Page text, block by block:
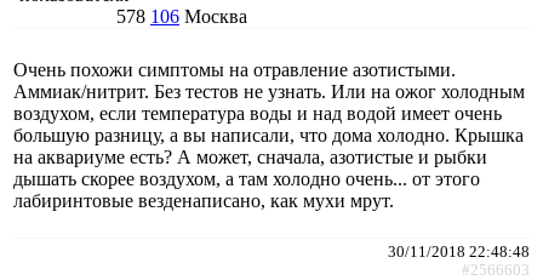
578 106 Москва
Очень похожи симптомы на отравление азотистыми.
Аммиак/нитрит. Без тестов не узнать. Или на ожог холодным
воздухом, если температура воды и над водой имеет очень
большую разницу, а вы написали, что дома холодно. Крышка
на аквариуме есть? А может, сначала, азотистые и рыбки
дышать скорее воздухом, а там холодно очень... от этого
лабиринтовые везденаписано, как мухи мрут.
30/11/2018 22:48:48
#2566603